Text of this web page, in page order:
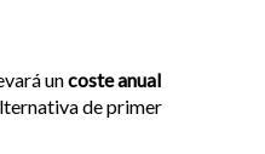
uncoste anual
de primer